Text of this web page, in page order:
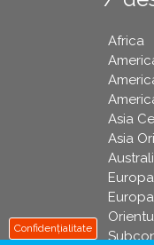
Africa
Asia
Asia
Confidențialitate